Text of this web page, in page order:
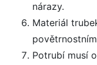
nárazy.
Materiál
Potrubí musí